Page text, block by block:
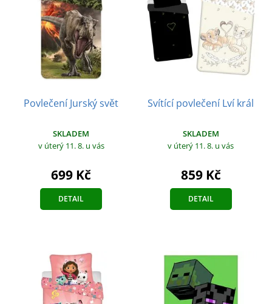
Povlečení Jurský svět
SKLADEM
v úterý 11. 8. u vás
699 Kč
DETAIL
Svítící povlečení Lví král
SKLADEM
v úterý 11. 8. u vás
859 Kč
DETAIL